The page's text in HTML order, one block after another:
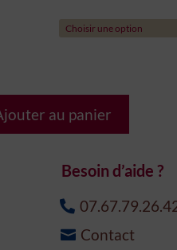
au panier
Besoin d’aide ?
Contact